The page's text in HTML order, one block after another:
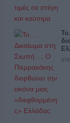
07/